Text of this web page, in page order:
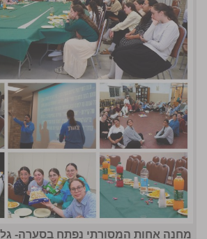
מחנה אחות המסורתי נפתח בסערה-